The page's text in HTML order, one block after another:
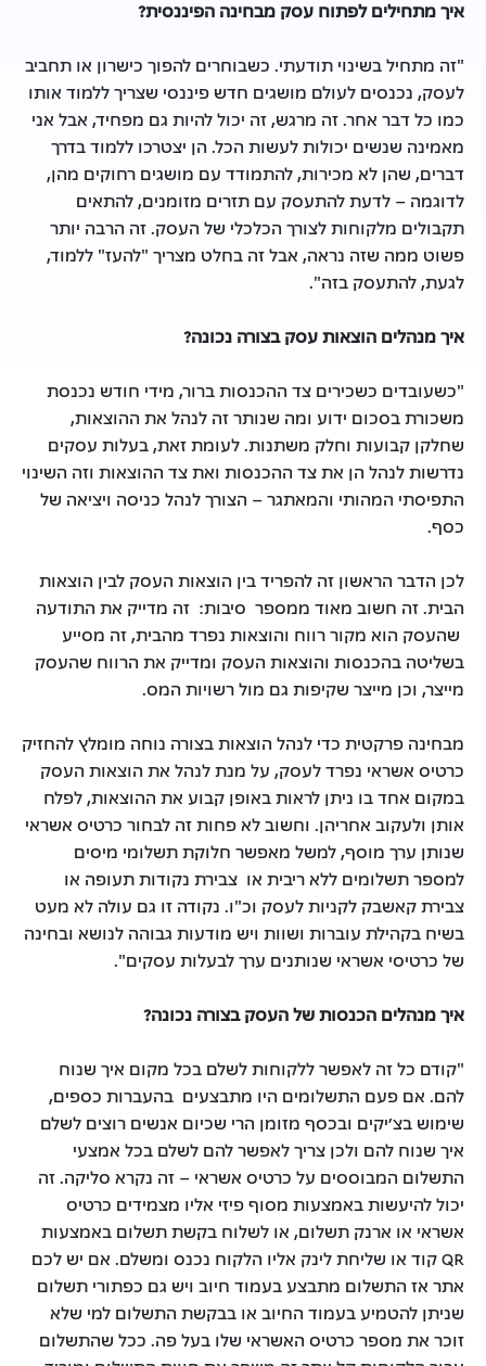
איך מתחילים לפתוח עסק מבחינה הפיננסית?
"זה מתחיל בשינוי תודעתי. כשבוחרים להפוך כישרון או תחביב
לעסק, נכנסים לעולם מושגים חדש פיננסי שצריך ללמוד אותו
כמו כל דבר אחר. זה מרגש, זה יכול להיות גם מפחיד, אבל אני
מאמינה שנשים יכולות לעשות הכל. הן יצטרכו ללמוד בדרך
דברים, שהן לא מכירות, להתמודד עם מושגים רחוקים מהן,
לדוגמה – לדעת להתעסק עם תזרים מזומנים, להתאים
תקבולים מלקוחות לצורך הכלכלי של העסק. זה הרבה יותר
פשוט ממה שזה נראה, אבל זה בחלט מצריך "להעז" ללמוד,
לגעת, להתעסק בזה".
איך מנהלים הוצאות עסק בצורה נכונה?
"כשעובדים כשכירים צד ההכנסות ברור, מידי חודש נכנסת
משכורת בסכום ידוע ומה שנותר זה לנהל את ההוצאות,
שחלקן קבועות וחלק משתנות. לעומת זאת, בעלות עסקים
נדרשות לנהל הן את צד ההכנסות ואת צד ההוצאות וזה השינוי
התפיסתי המהותי והמאתגר – הצורך לנהל כניסה ויציאה של
כסף.
לכן הדבר הראשון זה להפריד בין הוצאות העסק לבין הוצאות
הבית. זה חשוב מאוד ממספר סיבות: זה מדייק את התודעה
שהעסק הוא מקור רווח והוצאות נפרד מהבית, זה מסייע
בשליטה בהכנסות והוצאות העסק ומדייק את הרווח שהעסק
מייצר, וכן מייצר שקיפות גם מול רשויות המס.
מבחינה פרקטית כדי לנהל הוצאות בצורה נוחה מומלץ להחזיק
כרטיס אשראי נפרד לעסק, על מנת לנהל את הוצאות העסק
במקום אחד בו ניתן לראות באופן קבוע את ההוצאות, לפלח
אותן ולעקוב אחריהן. וחשוב לא פחות זה לבחור כרטיס אשראי
שנותן ערך מוסף, למשל מאפשר חלוקת תשלומי מיסים
למספר תשלומים ללא ריבית או צבירת נקודות תעופה או
צבירת קאשבק לקניות לעסק וכ"ו. נקודה זו גם עולה לא מעט
בשיח בקהילת עוברות ושוות ויש מודעות גבוהה לנושא ובחינה
של כרטיסי אשראי שנותנים ערך לבעלות עסקים".
איך מנהלים הכנסות של העסק בצורה נכונה?
"קודם כל זה לאפשר ללקוחות לשלם בכל מקום איך שנוח
להם. אם פעם התשלומים היו מתבצעים בהעברות כספים,
שימוש בצ׳יקים ובכסף מזומן הרי שכיום אנשים רוצים לשלם
איך שנוח להם ולכן צריך לאפשר להם לשלם בכל אמצעי
התשלום המבוססים על כרטיס אשראי – זה נקרא סליקה. זה
יכול להיעשות באמצעות מסוף פיזי אליו מצמידים כרטיס
אשראי או ארנק תשלום, או לשלוח בקשת תשלום באמצעות
QR קוד או שליחת לינק אליו הלקוח נכנס ומשלם. אם יש לכם
אתר אז התשלום מתבצע בעמוד חיוב ויש גם כפתורי תשלום
שניתן להטמיע בעמוד החיוב או בבקשת התשלום למי שלא
זוכר את מספר כרטיס האשראי שלו בעל פה. ככל שהתשלום